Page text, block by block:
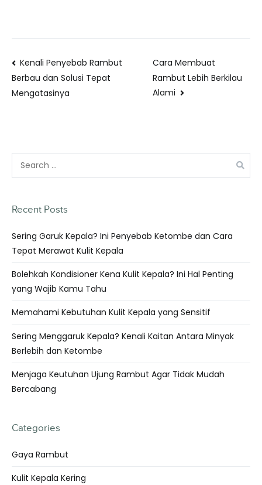
Kenali Penyebab Rambut
Berbau dan Solusi Tepat
Mengatasinya
Cara Membuat
Rambut Lebih Berkilau
Alami
Recent Posts
Sering Garuk Kepala? Ini Penyebab Ketombe dan Cara
Tepat Merawat Kulit Kepala
Bolehkah Kondisioner Kena Kulit Kepala? Ini Hal Penting
yang Wajib Kamu Tahu
Memahami Kebutuhan Kulit Kepala yang Sensitif
Sering Menggaruk Kepala? Kenali Kaitan Antara Minyak
Berlebih dan Ketombe
Menjaga Keutuhan Ujung Rambut Agar Tidak Mudah
Bercabang
Categories
Gaya Rambut
Kulit Kepala Kering